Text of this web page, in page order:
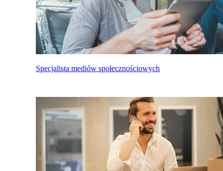
Specjalista mediów społecznościowych